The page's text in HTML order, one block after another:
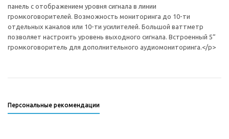
панель с отображением уровня сигнала в линии
громкоговорителей. Возможность мониторинга до 10-ти
отдельных каналов или 10-ти усилителей. Большой ваттметр
позволяет настроить уровень выходного сигнала. Встроенный 5“
громкоговоритель для дополнительного аудиомониторинга.</p>
Персональные рекомендации